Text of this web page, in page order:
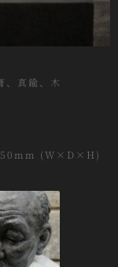
鍮、木
(W×D×H)